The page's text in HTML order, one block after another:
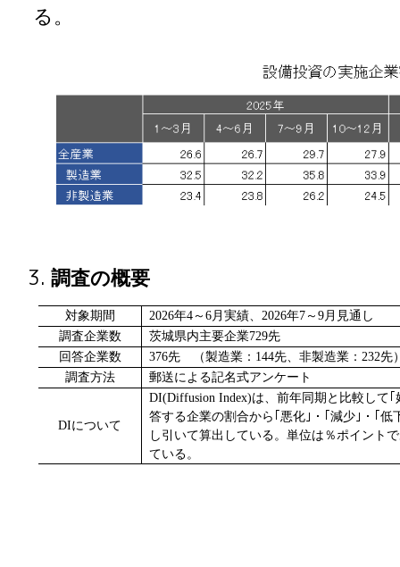
る。
調査の概要
対象期間 2026年4～6月実績、2026年7～9月見通し
調査企業数
茨城県内主要企業729先
回答企業数
376先 （製造業：144先、非製造業：232先
調査方法
郵送による記名式アンケート
DIについて
DI(Diffusion Index)は、前年同期と比較して
答する企業の割合から｢悪化｣・｢減少｣・｢
し引いて算出している。単位は％ポイント
ている。